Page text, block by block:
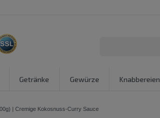
Getränke Gewürze Knabbereien
| Cremige Kokosnuss-Curry Sauce